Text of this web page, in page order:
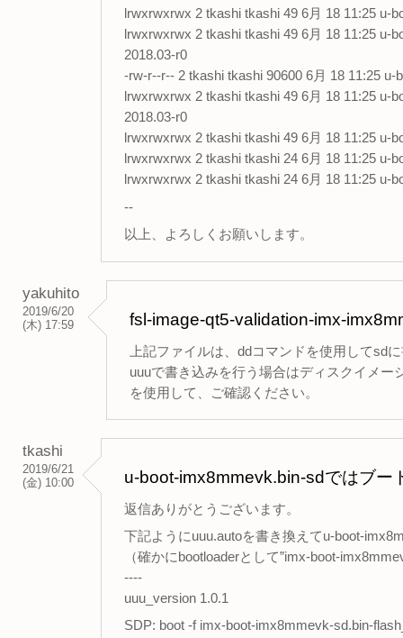
lrwxrwxrwx 2 tkashi tkashi 49 6月 18 11:25 u-
lrwxrwxrwx 2 tkashi tkashi 49 6月 18 11:25 u-
2018.03-r0
-rw-r--r-- 2 tkashi tkashi 90600 6月 18 11:25
lrwxrwxrwx 2 tkashi tkashi 49 6月 18 11:25
2018.03-r0
lrwxrwxrwx 2 tkashi tkashi 49 6月 18 11:25 u-
lrwxrwxrwx 2 tkashi tkashi 24 6月 18 11:25 u-
lrwxrwxrwx 2 tkashi tkashi 24 6月 18 11:25 u-
--
以上、よろしくお願いします。
yakuhito
2019/6/20
(木) 17:59
fsl-image-qt5-validation-imx-
上記ファイルは、ddコマンドを使用してsd
uuuで書き込みを行う場合はディスクイメ
を使用して、ご確認ください。
tkashi
2019/6/21
(金) 10:00
u-boot-imx8mmevk.bin-sdではブー
返信ありがとうございます。
下記ようにuuu.autoを書き換えてu-boot-
（確かにbootloaderとして”imx-boot-
----
uuu_version 1.0.1
SDP: boot -f imx-boot-imx8mmevk-sd.bin-